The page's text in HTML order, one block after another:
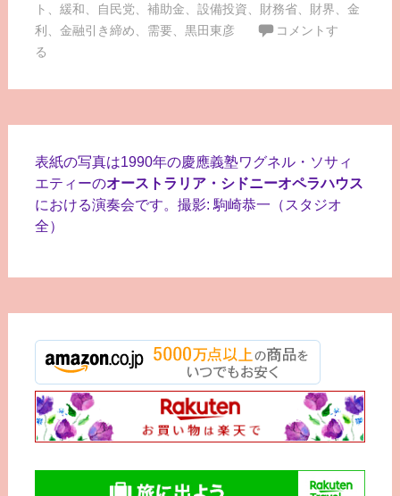
ト
緩和 自民党 補助金 設備投資 財務省、 財界
金
利
金融引き締め 需要、 黒田東彦
コメントす
る
表紙の写真は1990年の慶應義塾ワグネル・ソサィ
エティーのオーストラリア・シドニーオペラハウス
における演奏会です。撮影: 駒崎恭一（スタジオ
全）